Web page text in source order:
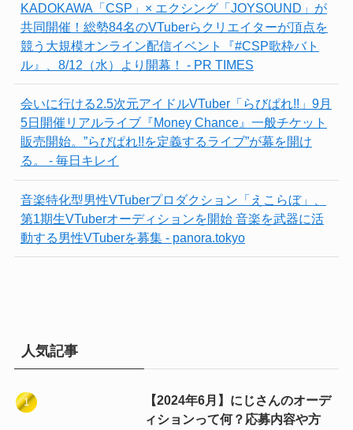
KADOKAWA「CSP」× エクシング「JOYSOUND」が
共同開催！総勢84名のVTuberらクリエイターが頂点を
競う大規模オンライン配信イベント『#CSP歌枠バト
ル』、8/12（水）より開幕！ - PR TIMES
会いに行ける2.5次元アイドルVTuber「らびぱれ!!」9月
5日開催リアルライブ『Money Chance』一般チケット
販売開始。”らびぱれ!!を定義するライブ”が幕を開け
る。 - 毎日キレイ
音楽特化型男性VTuberプロダクション「えこらぼ」、
第1期生VTuberオーディションを開始 音楽を武器に活
動する男性VTuberを募集 - panora.tokyo
人気記事
【2024年6月】にじさんのオーデ
ィションって何？応募内容や方